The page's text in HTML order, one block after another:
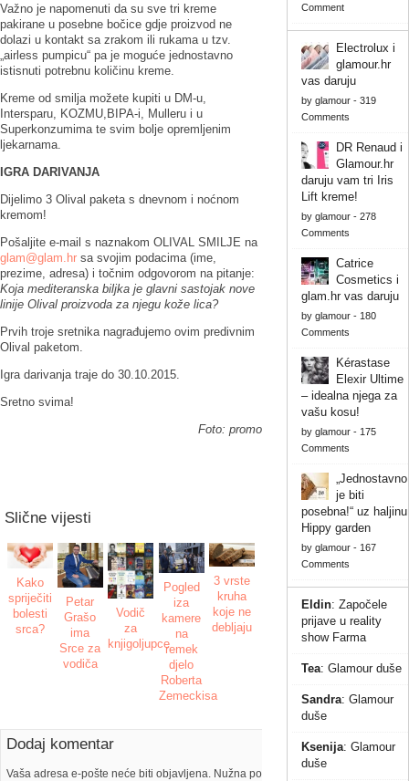
Važno je napomenuti da su sve tri kreme
pakirane u posebne bočice gdje proizvod ne
dolazi u kontakt sa zrakom ili rukama u tzv.
„airless pumpicu“ pa je moguće jednostavno
istisnuti potrebnu količinu kreme.
Kreme od smilja možete kupiti u DM-u,
Intersparu, KOZMU,BIPA-i, Mulleru i u
Superkonzumima te svim bolje opremljenim
ljekarnama.
IGRA DARIVANJA
Dijelimo 3 Olival paketa s dnevnom i noćnom
kremom!
Pošaljite e-mail s naznakom OLIVAL SMILJE na
glam@glam.hr sa svojim podacima (ime,
prezime, adresa) i točnim odgovorom na pitanje:
Koja mediteranska biljka je glavni sastojak nove
linije Olival proizvoda za njegu kože lica?
Prvih troje sretnika nagrađujemo ovim predivnim
Olival paketom.
Igra darivanja traje do 30.10.2015.
Sretno svima!
Foto: promo
Slične vijesti
Kako
spriječiti
bolesti
srca?
Petar
Grašo
ima
Srce za
vodiča
Vodič
za
knjigoljupce
Pogled
iza
kamere
na
remek
djelo
Roberta
Zemeckisa
3 vrste
kruha
koje ne
debljaju
Dodaj komentar
Vaša adresa e-pošte neće biti objavljena. Nužna polja su označena s
Comment
Electrolux i
glamour.hr
vas daruju
by glamour- 319
Comments
DR Renaud i
Glamour.hr
daruju vam tri Iris
Lift kreme!
by glamour- 278
Comments
Catrice
Cosmetics i
glam.hr vas daruju
by glamour- 180
Comments
Kérastase
Elexir Ultime
– idealna njega za
vašu kosu!
by glamour- 175
Comments
„Jednostavno
je biti
posebna!“ uz haljinu
Hippy garden
by glamour- 167
Comments
Eldin: Započele
prijave u reality
show Farma
Tea: Glamour duše
Sandra: Glamour
duše
Ksenija: Glamour
duše